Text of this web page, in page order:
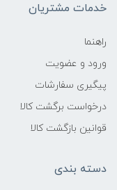
خدمات مشتریان
راهنما
ورود و عضویت
پیگیری سفارشات
درخواست برگشت کالا
قوانین بازگشت کالا
دسته بندی